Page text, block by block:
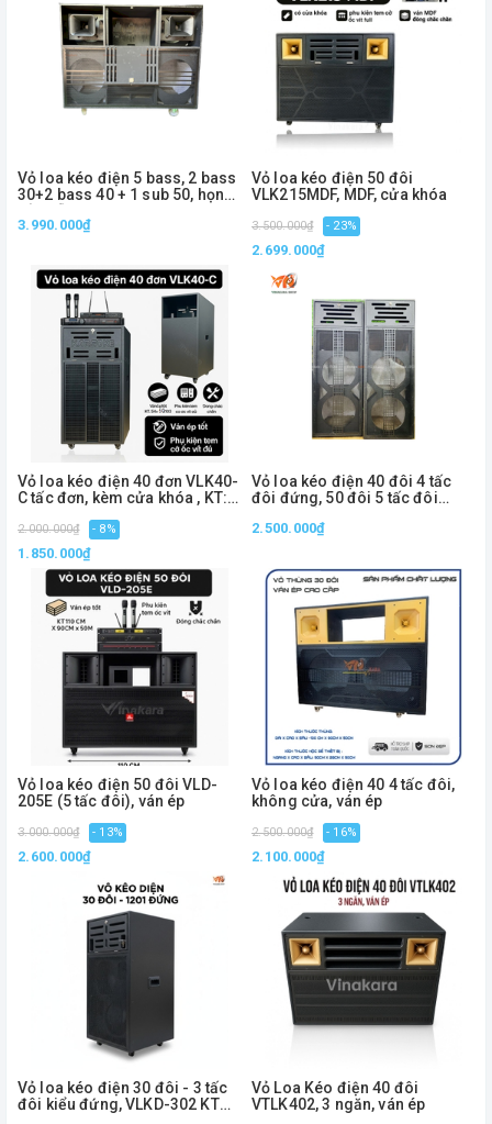
Vỏ loa kéo điện 5 bass, 2 bass
30+2 bass 40 + 1 sub 50, họng
3.990.000₫
Vỏ loa kéo điện 50 đôi
VLK215MDF, MDF, cửa khóa
3.500.000₫ - 23%
2.699.000₫
Vỏ loa kéo điện 40 đơn VLK40-
C tấc đơn, kèm cửa khóa , KT:
2.000.000₫ - 8%
1.850.000₫
Vỏ loa kéo điện 40 đôi 4 tấc
đôi đứng, 50 đôi 5 tấc đôi
2.500.000₫
Vỏ loa kéo điện 50 đôi VLD-
205E (5 tấc đôi), ván ép
3.000.000₫ - 13%
2.600.000₫
Vỏ loa kéo điện 40 4 tấc đôi,
không cửa, ván ép
2.500.000₫ - 16%
2.100.000₫
Vỏ loa kéo điện 30 đôi - 3 tấc
đôi kiểu đứng, VLKD-302 KT
Vỏ Loa Kéo điện 40 đôi
VTLK402, 3 ngăn, ván ép